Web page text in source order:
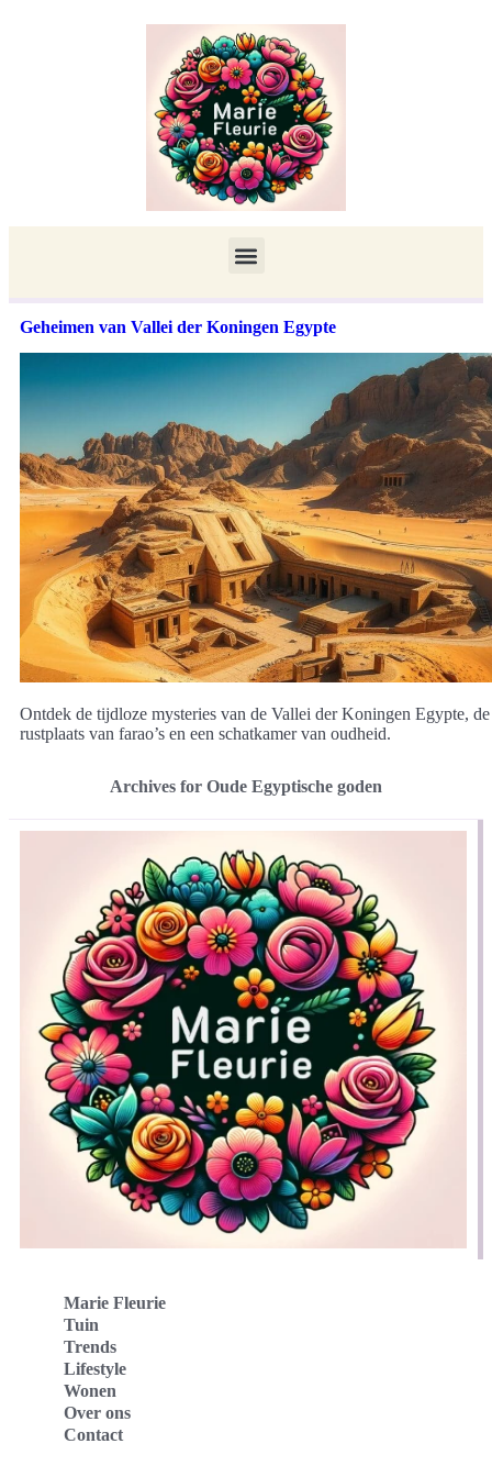
Geheimen van Vallei der Koningen Egypte
Ontdek de tijdloze mysteries van de Vallei der Koningen Egypte, de
rustplaats van farao’s en een schatkamer van oudheid.
Archives for Oude Egyptische goden
Marie Fleurie
Tuin
Trends
Lifestyle
Wonen
Over ons
Contact